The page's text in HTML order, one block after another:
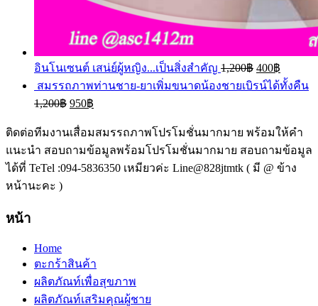
อินโนเซนต์ เสน่ย์ผู้หญิง...เป็นสิ่งสำคัญ 1,200฿ 400฿
สมรรถภาพท่านชาย-ยาเพิ่มขนาดน้องชายเบิรน์ได้ทั้งคืน
1,200฿ 950฿
ติดต่อทีมงานเสื่อมสมรรถภาพโปรโมชั่นมากมาย พร้อมให้คำ
แนะนำ สอบถามข้อมูลพร้อมโปรโมชั่นมากมาย สอบถามข้อมูล
ได้ที่ TeTel :094-5836350 เหมียวค่ะ Line@828jtmtk ( มี @ ข้าง
หน้านะคะ )
หน้า
Home
ตะกร้าสินค้า
ผลิตภัณท์เพื่อสุขภาพ
ผลิตภัณท์เสริมคุณผู้ชาย